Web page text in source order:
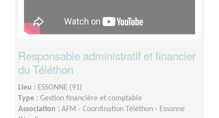
Responsable administratif et financier
du Téléthon
Lieu : ESSONNE (91)
Type : Gestion financière et comptable
Association : AFM - Coordination Téléthon - Essonne